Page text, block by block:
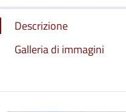
Descrizione
Galleria di immagini